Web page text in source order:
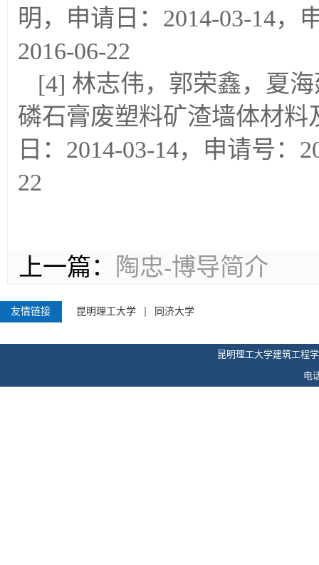
明，申请日：2014-03-14，
2016-06-22
[4] 林志伟，郭荣鑫，夏
磷石膏废塑料矿渣墙体材
日：2014-03-14，申请号：
22
上一篇： 陶忠-博导简介
友情链接 昆明理工大学 同济大学
昆明理工大学建筑工程
电